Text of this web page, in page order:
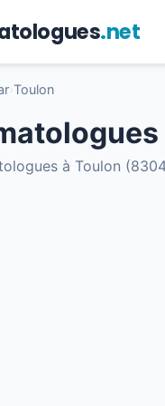
.net
Toulon
à Toulon